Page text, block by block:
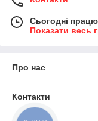
Сьогодні
Показати весь
Про нас
Контакти